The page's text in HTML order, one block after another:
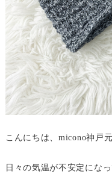
こんにちは、micono神戸
日々の気温が不安定になっ